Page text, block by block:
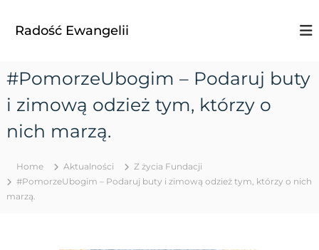
Radość Ewangelii
#PomorzeUbogim – Podaruj buty
i zimową odzież tym, którzy o
nich marzą.
Home Aktualności
Z życia Fundacji
#PomorzeUbogim – Podaruj buty i zimową odzież tym, którzy o nich
marzą.